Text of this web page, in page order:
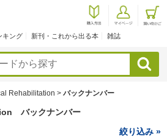
キング 新刊・これから出る本 雑誌
検索
Rehabilitation > バックナンバー
バックナンバー
絞り込み »